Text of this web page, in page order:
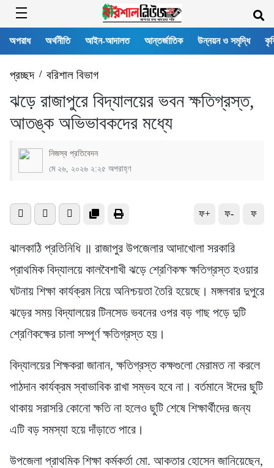
অপরাধ অর্থনীতি আইন-আদালত আন্তর্জাতিক উন্নয়ন ও সমৃদ্ধি
প্রচ্ছদ/ বরিশাল বিভাগ
ঝড়ে রাজাপুরে বিদ্যালয়ের ভবন ক্ষতিগ্রস্ত,
আতঙ্ক অভিভাবকদের মধ্যে
নিজস্ব প্রতিবেদন
মে ২৬, ২০২৬ ২:২৫ অপরাহ্ণ
ফ+ ফ- ফ
ঝালকাঠি প্রতিনিধি ॥ রাজাপুর উপজেলার আদাখোলা সরকারি
প্রাথমিক বিদ্যালয়ে কালবৈশাখী ঝড়ে শ্রেণিকক্ষ ক্ষতিগ্রস্ত হওয়ার
ঘটনায় শিক্ষা কার্যক্রম নিয়ে অনিশ্চয়তা তৈরি হয়েছে। মঙ্গলবার দুপুরে
ঝড়ের সময় বিদ্যালয়ের টিনসেড ভবনের ওপর বড় গাছ পড়ে দুটি
শ্রেণিকক্ষের চালা সম্পূর্ণ ক্ষতিগ্রস্ত হয়।
বিদ্যালয়ের শিক্ষকরা জানান, ক্ষতিগ্রস্ত কক্ষগুলো মেরামত না করলে
পাঠদান কার্যক্রম স্বাভাবিক রাখা সম্ভব হবে না। বর্তমানে ঈদের ছুটি
থাকায় সরাসরি কোনো ক্ষতি না হলেও ছুটি শেষে শিক্ষার্থীদের জন্য
এটি বড় সমস্যা হয়ে দাঁড়াতে পারে।
উপজেলা প্রাথমিক শিক্ষা কর্মকর্তা মো. আকতার হোসেন জানিয়েছেন,